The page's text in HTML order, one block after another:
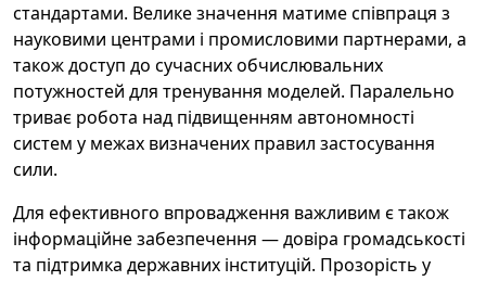
стандартами. Велике значення матиме співпраця з
науковими центрами і промисловими партнерами, а
також доступ до сучасних обчислювальних
потужностей для тренування моделей. Паралельно
триває робота над підвищенням автономності
систем у межах визначених правил застосування
сили.
Для ефективного впровадження важливим є також
інформаційне забезпечення — довіра громадськості
та підтримка державних інституцій. Прозорість у